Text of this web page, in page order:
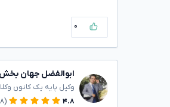
۰
ابوالفضل جهان بخش
وکیل پایه یک کانون
۴.۸
(۱۲۴۸)